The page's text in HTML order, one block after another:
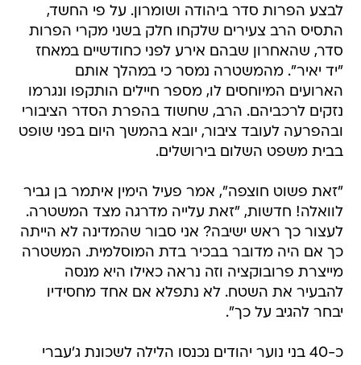
לבצע הפרות סדר ביהודה ושומרון. על פי החשד,
התסיס הרב צעירים שלקחו חלק בשני מקרי הפרות
סדר, שהאחרון שבהם אירע לפני כחודשיים במאחז
"יד יאיר". מהמשטרה נמסר כי במהלך אותם
הארועים המיוחסים לו, מספר חיילים הותקפו ונגרמו
נזקים לרכביהם. הרב, שחשוד בהפרת הסדר הציבורי
ובהפרעה לעובד ציבור, יובא בהמשך היום בפני שופט
בבית משפט השלום בירושלים.
"זאת פשוט חוצפה", אמר פעיל הימין איתמר בן גביר
לוואלה! חדשות, "זאת עלייה מדרגה מצד המשטרה.
לעצור כך ראש ישיבה? אני סבור שהמדינה לא הייתה
כך אם היה מדובר בבכיר בדת המוסלמית. המשטרה
מייצרת פרובוקציה וזה נראה כאילו היא מנסה
להבעיר את השטח. לא נתפלא אם אחד מחסידיו
יבחר להגיב על כך".
כ-40 בני נוער יהודים נכנסו הלילה לשכונת ג'עברי